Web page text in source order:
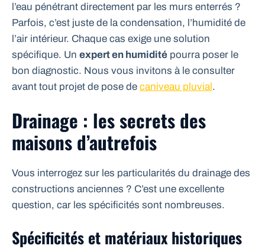
l’eau pénétrant directement par les murs enterrés ?
Parfois, c’est juste de la condensation, l’humidité de
l’air intérieur. Chaque cas exige une solution
spécifique. Un expert en humidité pourra poser le
bon diagnostic. Nous vous invitons à le consulter
avant tout projet de pose de caniveau pluvial.
Drainage : les secrets des
maisons d’autrefois
Vous interrogez sur les particularités du drainage des
constructions anciennes ? C’est une excellente
question, car les spécificités sont nombreuses.
Spécificités et matériaux historiques